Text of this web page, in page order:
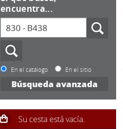
encuentra...
En el catálogo En el sitio
Búsqueda avanzada